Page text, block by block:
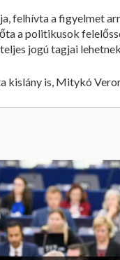
felhívta a figyelmet
a politikusok
jogú tagjai
kislány is, Mitykó